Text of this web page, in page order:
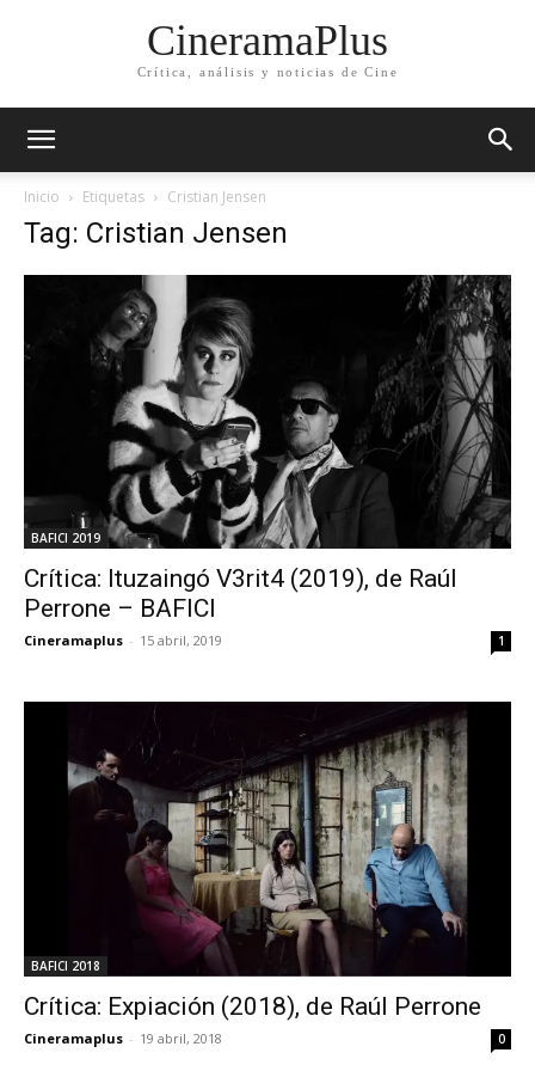
CineramaPlus
Crítica, análisis y noticias de Cine
Inicio Etiquetas Cristian Jensen
Tag: Cristian Jensen
BAFICI 2019
Crítica: Ituzaingó V3rit4 (2019), de Raúl
Perrone – BAFICI
Cineramaplus - 15 abril, 2019 1
BAFICI 2018
Crítica: Expiación (2018), de Raúl Perrone
Cineramaplus - 19 abril, 2018 0